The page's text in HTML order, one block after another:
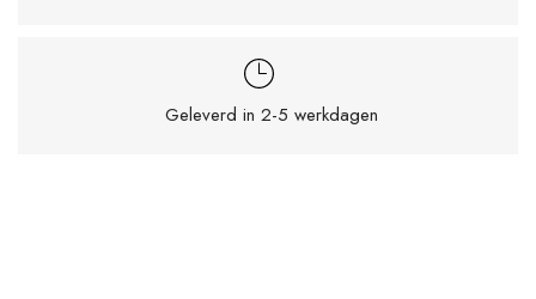
Geleverd in 2-5 werkdagen